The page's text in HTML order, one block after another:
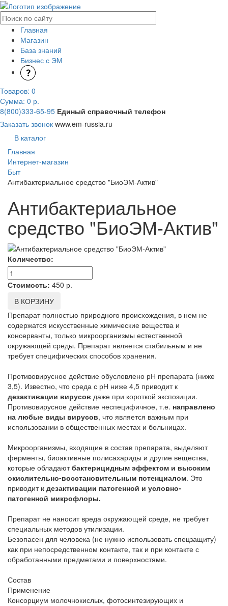
Главная
Магазин
База знаний
Бизнес с ЭМ
Товаров: 0
Сумма: 0 р.
8(800)333-65-95 Единый справочный телефон
Заказать звонок www.em-russia.ru
В каталог
Главная
Интернет-магазин
Быт
Антибактериальное средство "БиоЭМ-Актив"
Антибактериальное
средство "БиоЭМ-Актив"
Количество:
Стоимость: 450 р.
В КОРЗИНУ
Препарат полностью природного происхождения, в нем не
содержатся искусственные химические вещества и
консерванты, только микроорганизмы естественной
окружающей среды. Препарат является стабильным и не
требует специфических способов хранения.
Противовирусное действие обусловлено рН препарата (ниже
3,5). Известно, что среда с рН ниже 4,5 приводит к
дезактивации вирусов даже при короткой экспозиции.
Противовирусное действие неспецифичное, т.е. направлено
на любые виды вирусов, что является важным при
использовании в общественных местах и больницах.
Микроорганизмы, входящие в состав препарата, выделяют
ферменты, биоактивные полисахариды и другие вещества,
которые обладаютбактерицидным эффектом и высоким
окислительно-восстановительным потенциалом. Это
приводит к дезактивации патогенной и условно-
патогенной микрофлоры.
Препарат не наносит вреда окружающей среде, не требует
специальных методов утилизации.
Безопасен для человека (не нужно использовать спецзащиту)
как при непосредственном контакте, так и при контакте с
обработанными предметами и поверхностями.
Состав
Применение
Консорциум молочнокислых, фотосинтезирующих и